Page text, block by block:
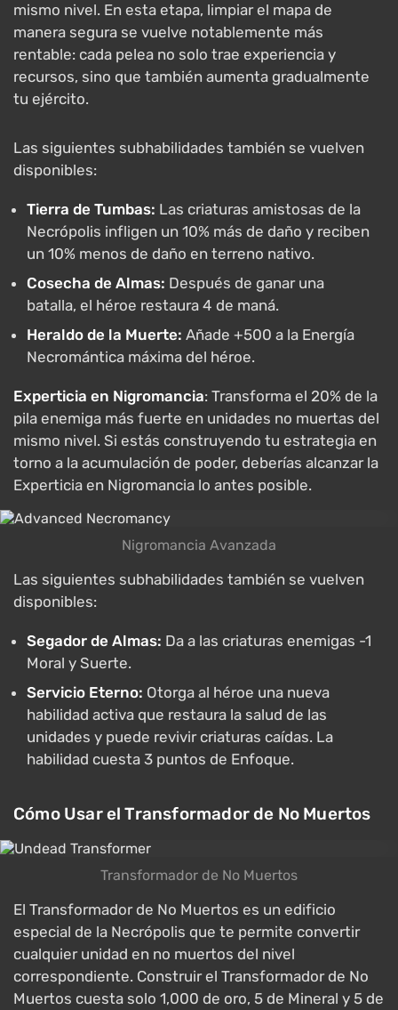
mismo nivel. En esta etapa, limpiar el mapa de
manera segura se vuelve notablemente más
rentable: cada pelea no solo trae experiencia y
recursos, sino que también aumenta gradualmente
tu ejército.
Las siguientes subhabilidades también se vuelven
disponibles:
Tierra de Tumbas: Las criaturas amistosas de la
Necrópolis infligen un 10% más de daño y reciben
un 10% menos de daño en terreno nativo.
Cosecha de Almas: Después de ganar una
batalla, el héroe restaura 4 de maná.
Heraldo de la Muerte: Añade +500 a la Energía
Necromántica máxima del héroe.
Experticia en Nigromancia: Transforma el 20% de la
pila enemiga más fuerte en unidades no muertas del
mismo nivel. Si estás construyendo tu estrategia en
torno a la acumulación de poder, deberías alcanzar la
Experticia en Nigromancia lo antes posible.
Nigromancia Avanzada
Las siguientes subhabilidades también se vuelven
disponibles:
Segador de Almas: Da a las criaturas enemigas -1
Moral y Suerte.
Servicio Eterno: Otorga al héroe una nueva
habilidad activa que restaura la salud de las
unidades y puede revivir criaturas caídas. La
habilidad cuesta 3 puntos de Enfoque.
Cómo Usar el Transformador de No Muertos
Transformador de No Muertos
El Transformador de No Muertos es un edificio
especial de la Necrópolis que te permite convertir
cualquier unidad en no muertos del nivel
correspondiente. Construir el Transformador de No
Muertos cuesta solo 1,000 de oro, 5 de Mineral y 5 de